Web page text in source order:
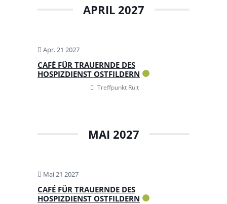
APRIL 2027
Apr. 21 2027
CAFÉ FÜR TRAUERNDE DES
HOSPIZDIENST OSTFILDERN
Treffpunkt Ruit
MAI 2027
Mai 21 2027
CAFÉ FÜR TRAUERNDE DES
HOSPIZDIENST OSTFILDERN